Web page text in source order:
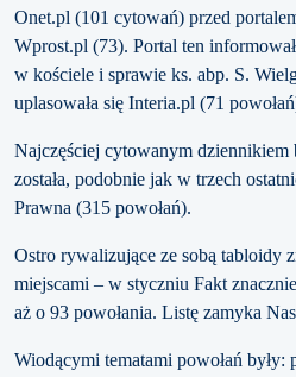
Onet.pl (101 cytowań) przed
Wprost.pl (73). Portal ten
w kościele i sprawie ks. abp. S.
uplasowała się Interia.pl (71
Najczęściej cytowanym
została, podobnie jak w trzech
Prawna (315 powołań).
Ostro rywalizujące ze sobą tabloidy
miejscami – w styczniu Fakt
aż o 93 powołania. Listę zamyka
Wiodącymi tematami powołań były: